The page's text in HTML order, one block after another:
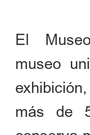
El
museo
más de